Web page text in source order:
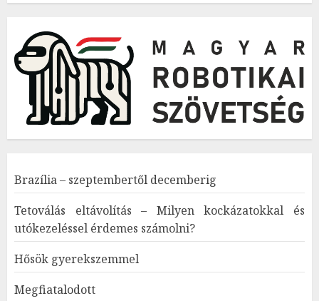
Brazília – szeptembertől decemberig
Tetoválás eltávolítás – Milyen kockázatokkal és
utókezeléssel érdemes számolni?
Hősök gyerekszemmel
Megfiatalodott